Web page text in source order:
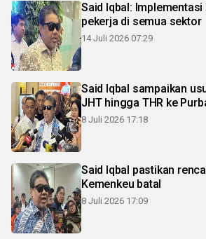
Said Iqbal: Implementasi
pekerja di semua sektor
14 Juli 2026 07:29
Said Iqbal sampaikan
JHT hingga THR ke
8 Juli 2026 17:18
Said Iqbal pastikan
Kemenkeu batal
8 Juli 2026 17:09